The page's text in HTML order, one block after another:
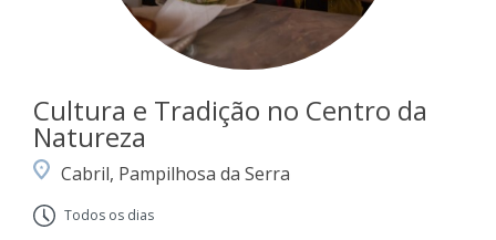
Cultura e Tradição no Centro da
Natureza
Cabril, Pampilhosa da Serra
Todos os dias